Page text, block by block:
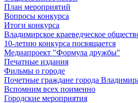
План мероприятий
Вопросы конкурса
Итоги конкурса
Владимирское краеведческое
10-летию конкурса посвящается
Медиапроект "Формула дружбы"
Печатные издания
Фильмы о городе
Почетные граждане города
Вспомним всех поименно
Городские мероприятия